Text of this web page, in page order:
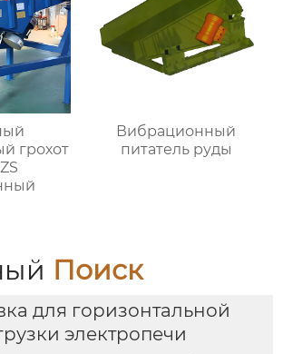
грохот
Вибрационный
питатель руды
Поиск
для горизонтальной
электропечи